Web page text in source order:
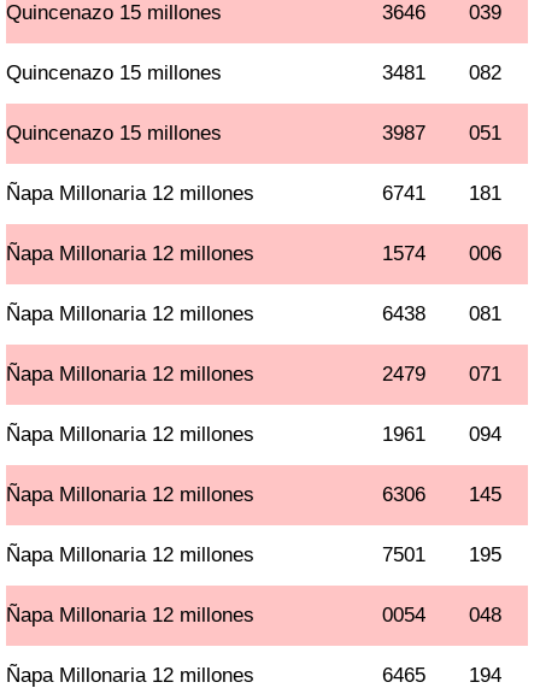
Quincenazo 15 millones 3646 039
Quincenazo 15 millones 3481 082
Quincenazo 15 millones 3987 051
Ñapa Millonaria 12 millones 6741 181
Ñapa Millonaria 12 millones 1574 006
Ñapa Millonaria 12 millones 6438 081
Ñapa Millonaria 12 millones 2479 071
Ñapa Millonaria 12 millones 1961 094
Ñapa Millonaria 12 millones 6306 145
Ñapa Millonaria 12 millones 7501 195
Ñapa Millonaria 12 millones 0054 048
Ñapa Millonaria 12 millones 6465 194